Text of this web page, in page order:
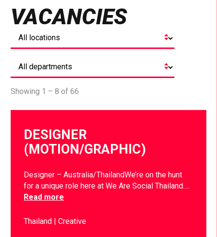
VACANCIES
Showing 1 – 8 of 66
DESIGNER
(MOTION/GRAPHIC)
Designer – Australia/ThailandWe’re on the hunt
for a unique role here at We Are Social Thailand….
Read more
Thailand Creative